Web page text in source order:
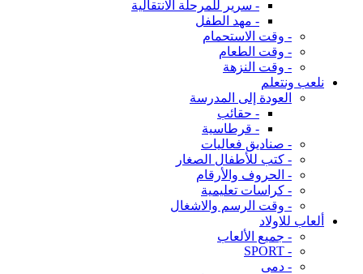
- سرير للمرحلة الانتقالية
- مهد الطفل
- وقت الاستحمام
- وقت الطعام
- وقت النزهة
نلعب ونتعلم
العودة إلى المدرسة
- حقائب
- قرطاسية
- صناديق فعاليات
- كتب للأطفال الصغار
- الحروف والأرقام
- كراسات تعليمية
- وقت الرسم والاشغال
ألعاب للاولاد
- جميع الألعاب
- SPORT
- دمى